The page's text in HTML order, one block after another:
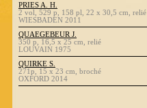
PRIES A. H.
2 vol, 529 p, 158 pl, 22 x 30,5 cm, relié
WIESBADEN 2011
QUAEGEBEUR J.
350 p, 16,5 x 25 cm, relié
LOUVAIN 1975
QUIRKE S.
271p, 15 x 23 cm, broché
OXFORD 2014